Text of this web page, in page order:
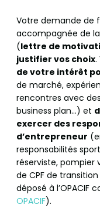
Votre demande de
accompagnée de
(lettre de
justifier vos choix.
de votre intérêt
de marché,
rencontres avec
business plan…) et
exercer des
d’entrepreneur
responsabilités
réserviste, pompier
de CPF de
déposé à
OPACIF).